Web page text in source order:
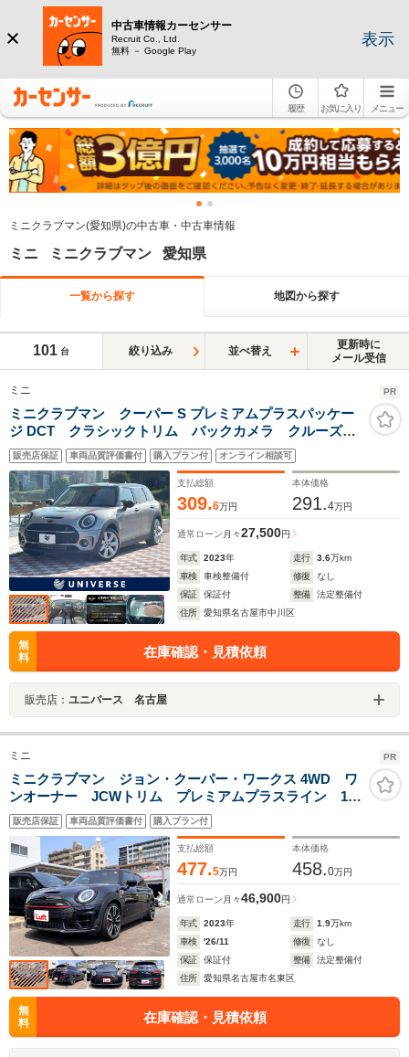
中古車情報カーセンサー
Recruit Co., Ltd.
無料 － Google Play
表示
履歴 お気に入り メニュー
ミニクラブマン(愛知県)の中古車・中古車情報
ミニ ミニクラブマン 愛知県
一覧から探す 地図から探す
101 台 絞り込み 並べ替え
更新時に
メール受信
ミニ PR
ミニクラブマン クーパー S プレミアムプラスパッケー
ジ DCT クラシックトリム バックカメラ クルーズコ
ントロール 衝突軽減装置 シートヒーター
AppleCarPlay Bluetooth接続 純正18インチAW LED
ヘッドランプ コンフォートアクセス
販売店保証 車両品質評価書付 購入プラン付 オンライン相談可
支払総額
309.6万円
本体価格
291.4万円
通常ローン 月々27,500円
年式 2023年 走行 3.6万km
車検
車検整備付 修復
なし
保証
保証付 整備
法定整備付
住所
愛知県名古屋市中川区
無
料
在庫確認・見積依頼
販売店： ユニバース 名古屋
ミニ PR
ミニクラブマン ジョン・クーパー・ワークス 4WD ワ
ンオーナー JCWトリム プレミアムプラスライン 19
インチアロイホイール ピアノブラックエクステリア
ダイナミカレザーJCWスポーツシート スマートフォン
インテグレーション ドライビングアシスト
販売店保証 車両品質評価書付 購入プラン付
支払総額
477.5万円
本体価格
458.0万円
通常ローン 月々46,900円
年式 2023年 走行 1.9万km
車検
'26/11 修復
なし
保証
保証付 整備
法定整備付
住所
愛知県名古屋市名東区
無
料
在庫確認・見積依頼